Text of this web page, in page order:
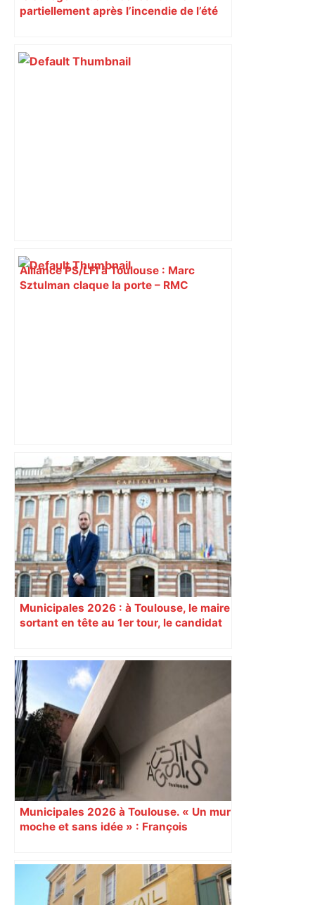
partiellement après l’incendie de l’été
Alliance PS/LFI à Toulouse : Marc
Sztulman claque la porte – RMC
Vidéo Près de Toulouse. Meilleur flan à
la vanille et meilleur éclair au chocolat,
cette boulangerie cumule les prix –
Actu.fr
Municipales 2026 : à Toulouse, le maire
sortant en tête au 1er tour, le candidat
Municipales 2026 à Toulouse. « Un mur
moche et sans idée » : François
Augustins